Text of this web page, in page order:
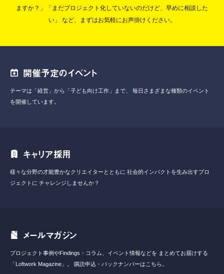
ますか？」「まだプロジェクト化していないのだけど、早めに相談した
い」
など、まずはお気軽にお声掛けください。
開催予定のイベント
テーマは「経営」から「子ども向け工作」まで、
毎日さまざまな種類のイベント
を開催しています。
キャリア採用
様々な分野の才能豊かなクリエイターとともに 社会的インパクトを生み出すプロ
ジェクトに チャレンジしませんか？
メールマガジン
プロジェクト事例やFindings・コラム、イベント情報などを まとめてお届けする
「Loftwork Magazine」。
購読申込・バックナンバーはこちら。